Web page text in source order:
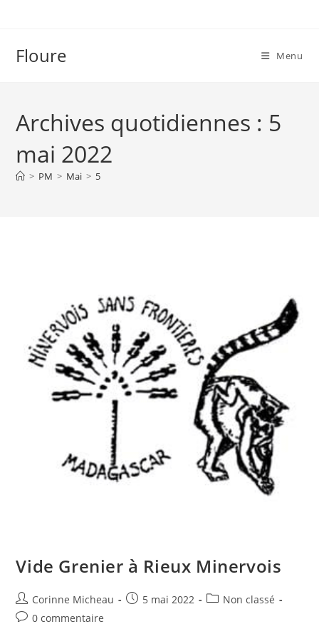
Floure Menu
Archives quotidiennes : 5
mai 2022
> PM > Mai > 5
Vide Grenier à Rieux Minervois
Auteur/autrice
de
Corinne Micheau
Publication
5 mai 2022
PostNon classé
Commentaires
0 commentaire